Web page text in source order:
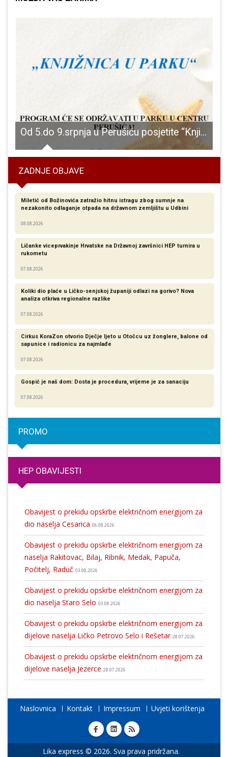
Od 5.do 9.srpnja u Perušiću posjetite “Knjižnicu u parku”
ZADNJE OBJAVE
Miletić od Božinovića zatražio hitnu istragu zbog sumnje na
nezakonito odlaganje otpada na državnom zemljištu u Udbini
08.08.2026
Ličanke viceprvakinje Hrvatske na Državnoj završnici HEP turnira u
rukometu
07.08.2026
Koliki dio plaće u Ličko-senjskoj županiji odlazi na gorivo? Nova
analiza otkriva regionalne razlike​
07.08.2026
Cirkus KoraZon otvorio Dječje ljeto u Otočcu uz žonglere, balone od
sapunice i radionicu za najmlađe
07.08.2026
Gospić je naš dom: Dosta je procedura, vrijeme je za sanaciju
07.08.2026
PROMO
HEP OBAVIJESTI
Obavijest o prekidu opskrbe električnom energijom za
dio naselja Cesarica 06.08.2026
Obavijest o prekidu opskrbe električnom energijom za
naselja Rakitovac, Bilaj, Ribnik, Medak, Papuča,
Počitelj, Raduč 03.08.2026
Obavijest o prekidu opskrbe električnom energijom za
dio naselja Staro Selo 03.08.2026
Obavijest o prekidu opskrbe električnom energijom za
dijelove naselja Ličko Petrovo Selo i Rešetar 28.07.2026
Obavijest o prekidu opskrbe električnom energijom za
dijelove naselja Jezerce 28.07.2026
Naslovnica Kontakt Impressum Uvjeti korištenja
Lika express © 2026. Sva prava pridržana.